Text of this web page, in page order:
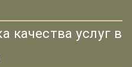
качества услуг в